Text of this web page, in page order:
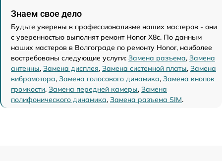
Знаем свое дело
Будьте уверены в профессионализме наших мастеров - они
с уверенностью выполнят ремонт Honor X8c. По данным
наших мастеров в Волгограде по ремонту Honor, наиболее
востребованы следующие услуги: Замена разъема, Замена
антенны, Замена дисплея, Замена системной платы, Замена
вибромотора, Замена голосового динамика, Замена кнопок
громкости, Замена передней камеры, Замена
полифонического динамика, Замена разъема SIM.